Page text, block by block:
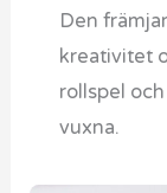
Den
kreativitet
rollspel
vuxna.